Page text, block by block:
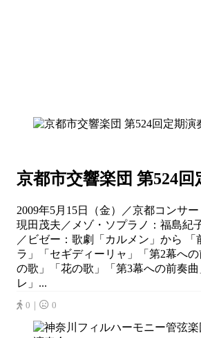
京都市交響楽団 第524回
2009年5月15日（金）／京都コンサ
現田茂夫／メゾ・ソプラノ：福島紀
／ビゼー：歌劇「カルメン」から 「
ラ」「セギディーリャ」「第2幕へ
の歌」「花の歌」「第3幕への前奏
レ」...
0｜ 0